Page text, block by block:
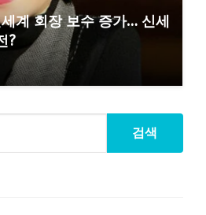
계 회장 보수 증가… 신세
?